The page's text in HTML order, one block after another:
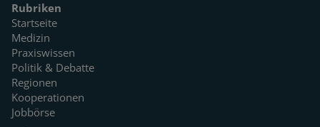
Rubriken
Startseite
Medizin
Praxiswissen
Politik & Debatte
Regionen
Kooperationen
Jobbörse